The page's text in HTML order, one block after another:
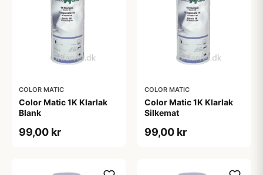
COLOR MATIC
Color Matic 1K Klarlak
Blank
99,00 kr
COLOR MATIC
Color Matic 1K Klarlak
Silkemat
99,00 kr